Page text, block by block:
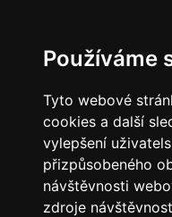
Používáme
Tyto webové
cookies a další
vylepšení
přizpůsobeného
návštěvnosti
zdroje